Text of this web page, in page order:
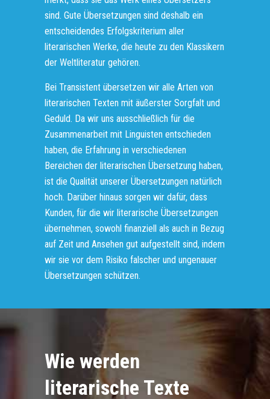
sind. Gute Übersetzungen sind deshalb ein
entscheidendes Erfolgskriterium aller
literarischen Werke, die heute zu den Klassikern
der Weltliteratur gehören.
Bei Transistent übersetzen wir alle Arten von
literarischen Texten mit äußerster Sorgfalt und
Geduld. Da wir uns ausschließlich für die
Zusammenarbeit mit Linguisten entschieden
haben, die Erfahrung in verschiedenen
Bereichen der literarischen Übersetzung haben,
ist die Qualität unserer Übersetzungen natürlich
hoch. Darüber hinaus sorgen wir dafür, dass
Kunden, für die wir literarische Übersetzungen
übernehmen, sowohl finanziell als auch in Bezug
auf Zeit und Ansehen gut aufgestellt sind, indem
wir sie vor dem Risiko falscher und ungenauer
Übersetzungen schützen.
Wie werden
literarische Texte